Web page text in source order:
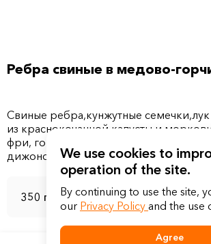
Ребра свиные в медово-
Свиные ребра,кунжутные семечки,лук
из краснокочанной капусты и
фри, горчица
350 г
We use cookies to
operation of the site.
By continuing to use the site,
our Privacy Policy and the use
Agree